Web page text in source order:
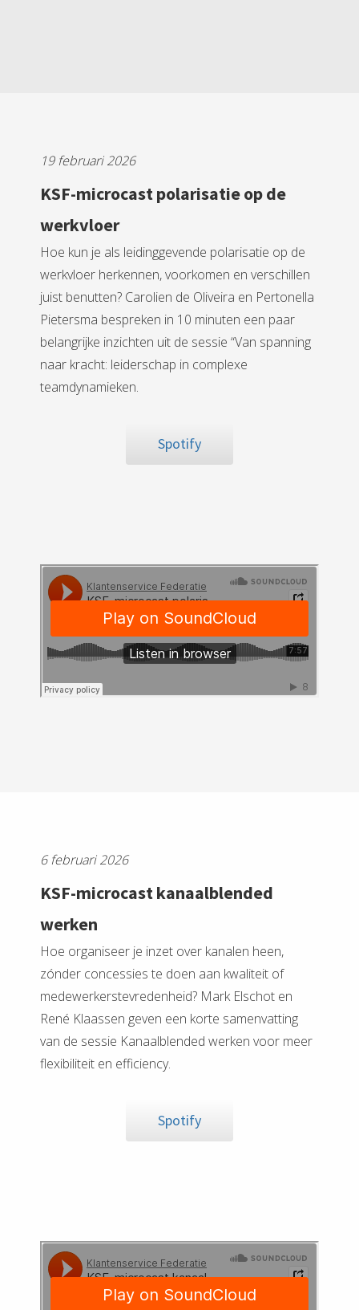
19 februari 2026
KSF-microcast polarisatie op de
werkvloer
Hoe kun je als leidinggevende polarisatie op de
werkvloer herkennen, voorkomen en verschillen
juist benutten? Carolien de Oliveira en Pertonella
Pietersma bespreken in 10 minuten een paar
belangrijke inzichten uit de sessie “Van spanning
naar kracht: leiderschap in complexe
teamdynamieken.
Spotify
6 februari 2026
KSF-microcast kanaalblended
werken
Hoe organiseer je inzet over kanalen heen,
zónder concessies te doen aan kwaliteit of
medewerkerstevredenheid? Mark Elschot en
René Klaassen geven een korte samenvatting
van de sessie Kanaalblended werken voor meer
flexibiliteit en efficiency.
Spotify